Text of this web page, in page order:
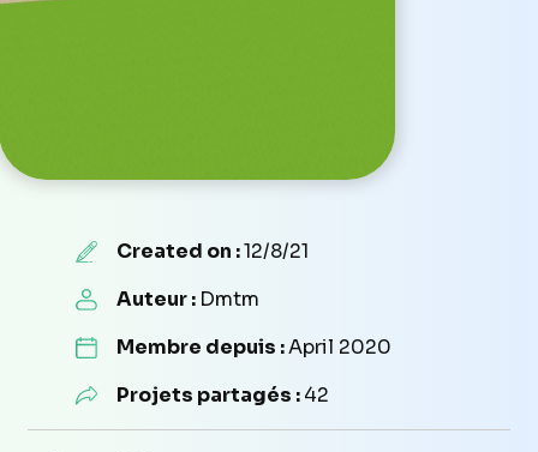
Created on :12/8/21
Auteur : Dmtm
Membre depuis :April 2020
Projets partagés :42